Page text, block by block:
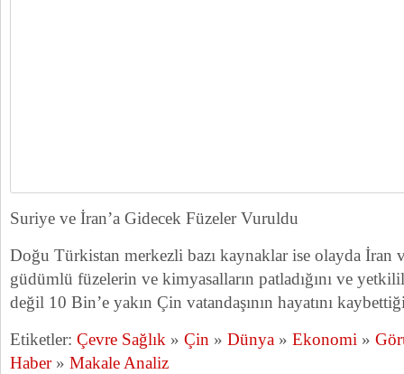
Suriye ve İran’a Gidecek Füzeler Vuruldu
Doğu Türkistan merkezli bazı kaynaklar ise olayda İran
güdümlü füzelerin ve kimyasalların patladığını ve
değil 10 Bin’e yakın Çin vatandaşının hayatını
Etiketler: Çevre Sağlık » Çin » Dünya » Ekonomi »
Haber» Makale Analiz